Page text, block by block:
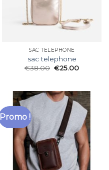
SAC TELEPHONE
sac telephone
€38.00 €25.00
Promo !